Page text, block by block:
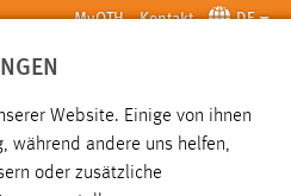
MyOTH Kontakt DE
SUCHE
Website. Einige von ihnen
während andere uns helfen,
oder zusätzliche